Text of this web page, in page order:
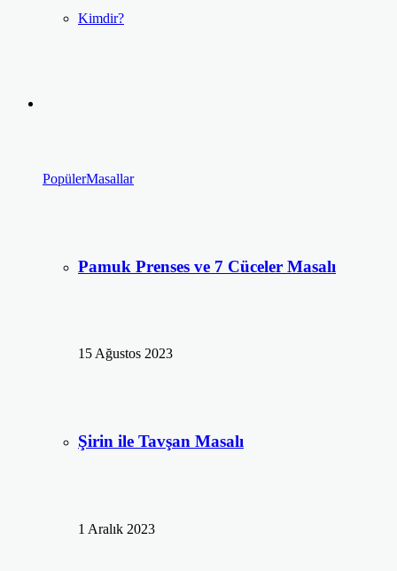
Kimdir?
PopülerMasallar
Pamuk Prenses ve 7 Cüceler Masalı
15 Ağustos 2023
Şirin ile Tavşan Masalı
1 Aralık 2023